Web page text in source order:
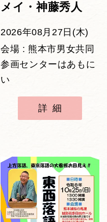
メイ・神藤秀人
2026年08月27日(木)
会場 : 熊本市男女共同
参画センターはあもに
い
詳細